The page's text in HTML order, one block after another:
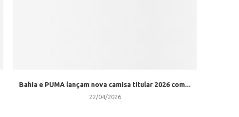
Bahia e PUMA lançam nova camisa titular 2026 com...
22/04/2026